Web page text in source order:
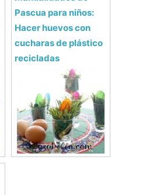
Pascua para niños:
Hacer huevos con
cucharas de plástico
recicladas